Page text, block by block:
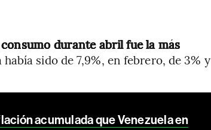
durante abril fue la más
sido de 7,9%, en febrero, de 3% y
acumulada que Venezuela en